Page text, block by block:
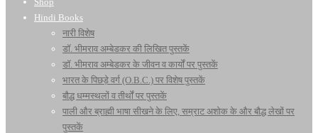
Hindi Books
नारी विशेष
डॉ. भीमराव अम्बेडकर की लिखित पुस्तकें
डॉ. भीमराव अम्बेडकर के जीवन व कार्यों पर पुस्तकें
भारत के पिछड़े वर्ग (O.B.C.) पर विशेष पुस्तकें
बौद्ध धम्मस्थलों व तीर्थों पर पुस्तकें
पाली और ब्राह्मी भाषा सीखने के लिए, सम्राट अशोक के और बौद्ध लेखों पर
पुस्तकें